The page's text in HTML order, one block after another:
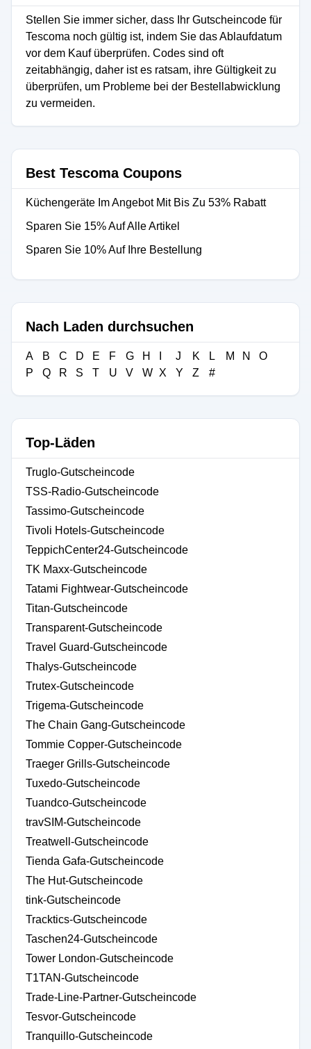
Stellen Sie immer sicher, dass Ihr Gutscheincode für
Tescoma noch gültig ist, indem Sie das Ablaufdatum
vor dem Kauf überprüfen. Codes sind oft
zeitabhängig, daher ist es ratsam, ihre Gültigkeit zu
überprüfen, um Probleme bei der Bestellabwicklung
zu vermeiden.
Best Tescoma Coupons
Küchengeräte Im Angebot Mit Bis Zu 53% Rabatt
Sparen Sie 15% Auf Alle Artikel
Sparen Sie 10% Auf Ihre Bestellung
Nach Laden durchsuchen
A B C D E F G H J K L M N
O
P
Q R S T U V W X Y Z #
Top-Läden
Truglo-Gutscheincode
TSS-Radio-Gutscheincode
Tassimo-Gutscheincode
Tivoli Hotels-Gutscheincode
TeppichCenter24-Gutscheincode
TK Maxx-Gutscheincode
Tatami Fightwear-Gutscheincode
Titan-Gutscheincode
Transparent-Gutscheincode
Travel Guard-Gutscheincode
Thalys-Gutscheincode
Trutex-Gutscheincode
Trigema-Gutscheincode
The Chain Gang-Gutscheincode
Tommie Copper-Gutscheincode
Traeger Grills-Gutscheincode
Tuxedo-Gutscheincode
Tuandco-Gutscheincode
travSIM-Gutscheincode
Treatwell-Gutscheincode
Tienda Gafa-Gutscheincode
The Hut-Gutscheincode
tink-Gutscheincode
Tracktics-Gutscheincode
Taschen24-Gutscheincode
Tower London-Gutscheincode
T1TAN-Gutscheincode
Trade-Line-Partner-Gutscheincode
Tesvor-Gutscheincode
Tranquillo-Gutscheincode